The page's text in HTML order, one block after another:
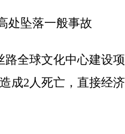
处坠落一般事故
路全球文化中心建设
2人死亡，直接经济